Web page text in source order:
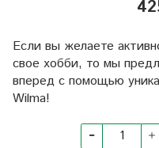
Если вы желаете
свое хобби, то мы
вперед с помощью
Wilma!